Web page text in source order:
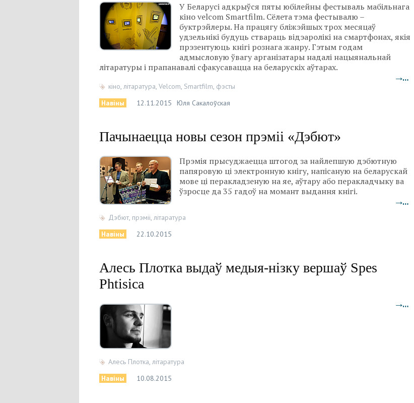
У Беларусі адкрыўся пяты юбілейны фестываль мабільнага
кіно velcom Smartfilm. Сёлета тэма фестывалю –
буктрэйлеры. На працягу бліжэйшых трох месяцаў
удзельнікі будуць ствараць відэаролікі на смартфонах, якія
прэзентуюць кнігі рознага жанру. Гэтым годам
адмысловую ўвагу арганізатары надалі нацыянальнай
літаратуры і прапанавалі сфакусавацца на беларускіх аўтарах.
→…
кіно, літаратура, Velcom, Smartfilm, фэсты
Навіны
12.11.2015 Юля Сакалоўская
Пачынаецца новы сезон прэміі «Дэбют»
Прэмія прысуджаецца штогод за найлепшую дэбютную
папяровую ці электронную кнігу, напісаную на беларускай
мове ці перакладзеную на яе, аўтару або перакладчыку ва
ўзросце да 35 гадоў на момант выдання кнігі.
→…
Дэбют, прэміі, літаратура
Навіны
22.10.2015
Алесь Плотка выдаў медыя-нізку вершаў Spes
Phtisica
→…
Алесь Плотка, літаратура
Навіны
10.08.2015